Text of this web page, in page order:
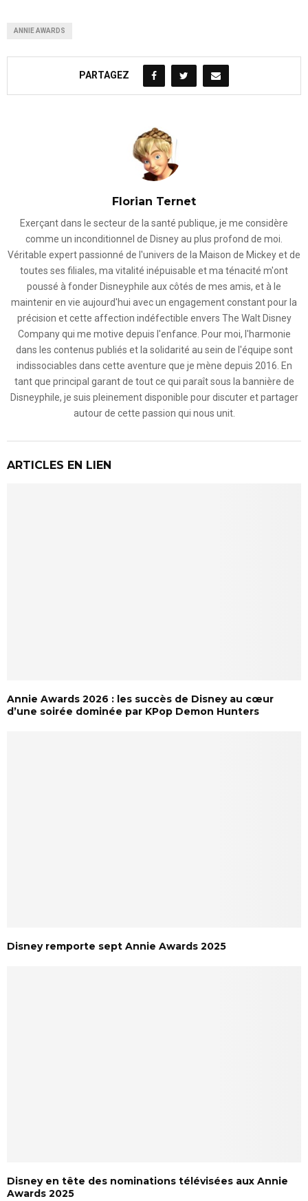
ANNIE AWARDS
PARTAGEZ
Florian Ternet
Exerçant dans le secteur de la santé publique, je me considère
comme un inconditionnel de Disney au plus profond de moi.
Véritable expert passionné de l'univers de la Maison de Mickey et de
toutes ses filiales, ma vitalité inépuisable et ma ténacité m'ont
poussé à fonder Disneyphile aux côtés de mes amis, et à le
maintenir en vie aujourd'hui avec un engagement constant pour la
précision et cette affection indéfectible envers The Walt Disney
Company qui me motive depuis l'enfance. Pour moi, l'harmonie
dans les contenus publiés et la solidarité au sein de l'équipe sont
indissociables dans cette aventure que je mène depuis 2016. En
tant que principal garant de tout ce qui paraît sous la bannière de
Disneyphile, je suis pleinement disponible pour discuter et partager
autour de cette passion qui nous unit.
ARTICLES EN LIEN
Annie Awards 2026 : les succès de Disney au cœur
d’une soirée dominée par KPop Demon Hunters
Disney remporte sept Annie Awards 2025
Disney en tête des nominations télévisées aux Annie
Awards 2025